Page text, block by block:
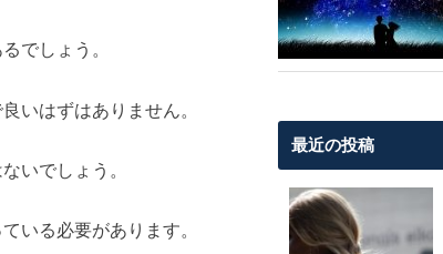
でしょう。
いはずはありません。
いでしょう。
いる必要があります。
最近の投稿